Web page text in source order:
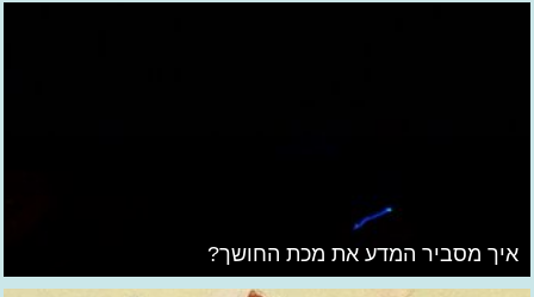
איך מסביר המדע את מכת החושך?